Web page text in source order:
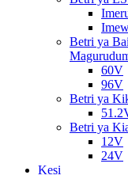
Betri ya
60V
96V
Betri ya
Betri ya
12V
24V
Kesi